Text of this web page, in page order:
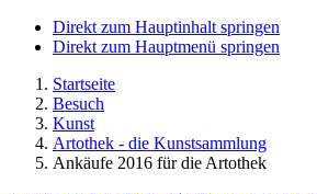
Direkt zum Hauptinhalt springen
Direkt zum Hauptmenü springen
Startseite
Besuch
Kunst
Artothek - die Kunstsammlung
Ankäufe 2016 für die Artothek